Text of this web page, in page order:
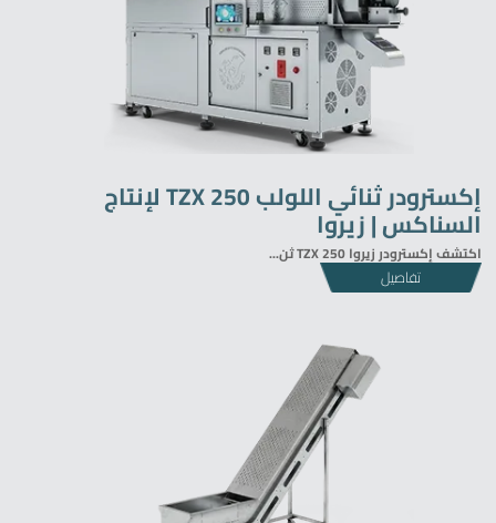
إكسترودر ثنائي اللولب TZX 250 لإنتاج
السناكس | زيروا
اكتشف إكسترودر زيروا TZX 250 ثن...
تفاصيل